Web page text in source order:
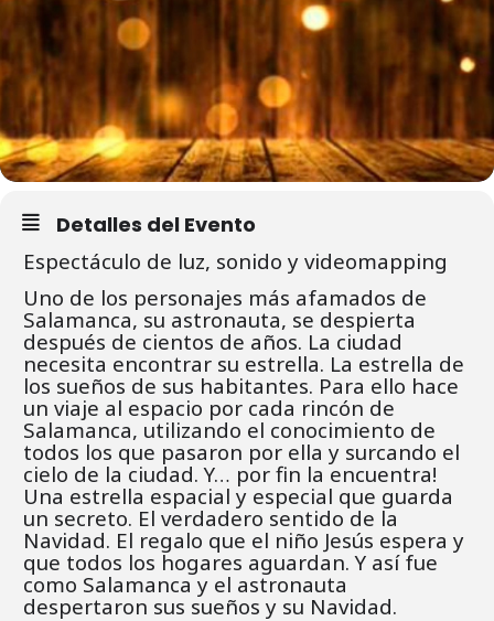
Detalles del Evento
Espectáculo de luz, sonido y videomapping
Uno de los personajes más afamados de
Salamanca, su astronauta, se despierta
después de cientos de años. La ciudad
necesita encontrar su estrella. La estrella de
los sueños de sus habitantes. Para ello hace
un viaje al espacio por cada rincón de
Salamanca, utilizando el conocimiento de
todos los que pasaron por ella y surcando el
cielo de la ciudad. Y… por fin la encuentra!
Una estrella espacial y especial que guarda
un secreto. El verdadero sentido de la
Navidad. El regalo que el niño Jesús espera y
que todos los hogares aguardan. Y así fue
como Salamanca y el astronauta
despertaron sus sueños y su Navidad.